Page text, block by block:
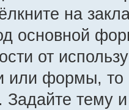
на
основной
от
или формы, то
Задайте тему